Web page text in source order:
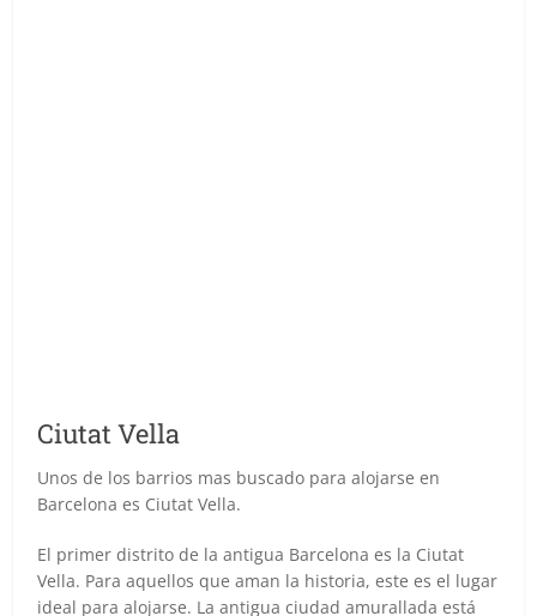
Ciutat Vella
Unos de los barrios mas buscado para alojarse en
Barcelona es Ciutat Vella.
El primer distrito de la antigua Barcelona es la Ciutat
Vella. Para aquellos que aman la historia, este es el lugar
ideal para alojarse. La antigua ciudad amurallada está